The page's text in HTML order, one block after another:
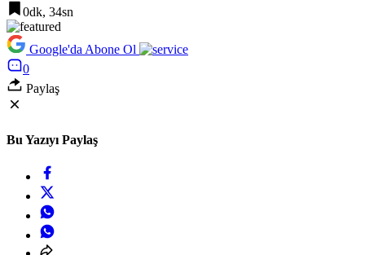
0dk, 34sn
Google'da Abone Ol
0
Paylaş
Bu Yazıyı Paylaş